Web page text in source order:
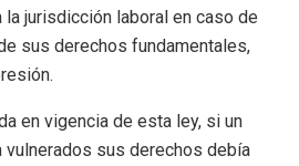
jurisdicción laboral en caso de
sus derechos fundamentales,
en vigencia de esta ley, si un
sus derechos debía